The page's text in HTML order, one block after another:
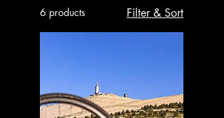
6 products Filter & Sort